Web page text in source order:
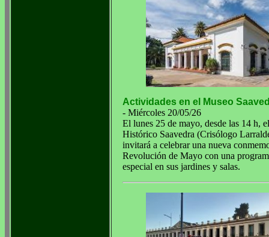
Actividades en el Museo
- Miércoles 20/05/26
El lunes 25 de mayo, desde las 14 h,
Histórico Saavedra (Crisólogo
invitará a celebrar una nueva
Revolución de Mayo con una
especial en sus jardines y salas.